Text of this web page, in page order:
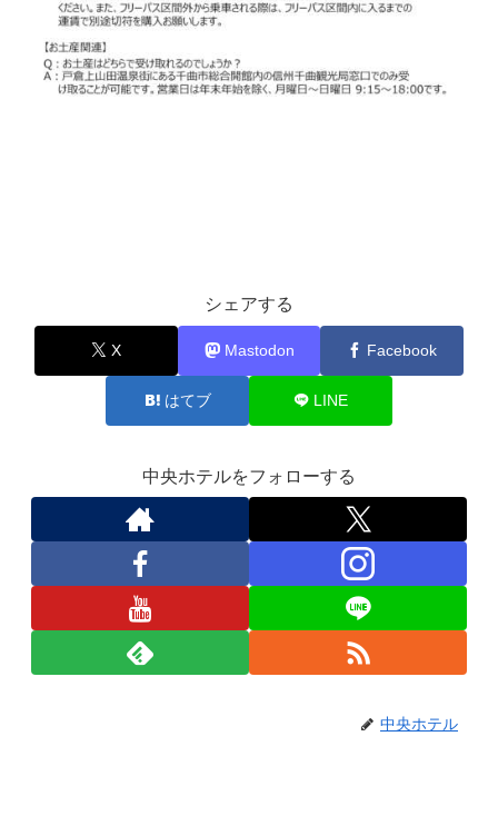
シェアする
X Mastodon Facebook
はてブ LINE
中央ホテルをフォローする
中央ホテル